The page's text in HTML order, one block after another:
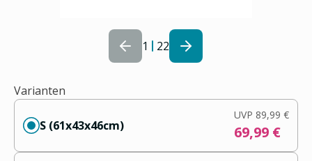
1 22
Varianten
S (61x43x46cm)
UVP 89,99 €
69,99 €